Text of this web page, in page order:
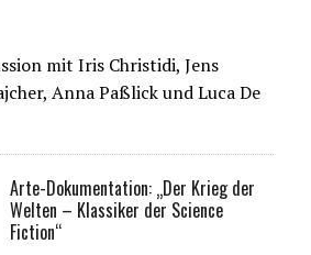
mit Iris Christidi, Jens
Anna Paßlick und Luca De
Arte-Dokumentation: „Der Krieg der
Welten – Klassiker der Science
Fiction“